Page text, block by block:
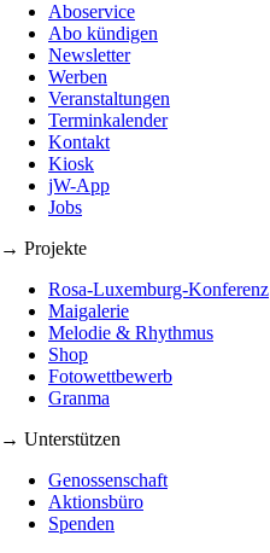
Aboservice
Abo kündigen
Newsletter
Werben
Veranstaltungen
Terminkalender
Kontakt
Kiosk
jW-App
Jobs
→ Projekte
Rosa-Luxemburg-Konferenz
Maigalerie
Melodie & Rhythmus
Shop
Fotowettbewerb
Granma
→ Unterstützen
Genossenschaft
Aktionsbüro
Spenden